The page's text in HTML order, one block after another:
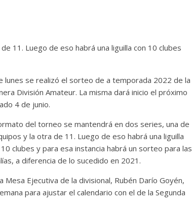
11. Luego de eso habrá una liguilla con 10 clubes
lunes se realizó el sorteo de a temporada 2022 de la
División Amateur. La misma dará inicio el próximo
4 de junio.
del torneo se mantendrá en dos series, una de
y la otra de 11. Luego de eso habrá una liguilla
clubes y para esa instancia habrá un sorteo para las
a diferencia de lo sucedido en 2021.
Ejecutiva de la divisional, Rubén Darío Goyén,
para ajustar el calendario con el de la Segunda